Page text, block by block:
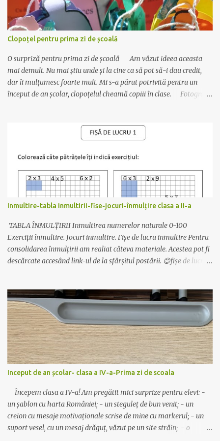
Clopoțel pentru prima zi de școală
O surpriză pentru prima zi de școală Am văzut ideea aceasta
mai demult. Nu mai știu unde și la cine ca să pot să-i dau credit,
dar îi mulțumesc foarte mult. Mi s-a părut potrivită pentru un
început de an școlar, clopoțelul cheamă copiii în clase. Fotografia
bomboane ambalate (cel mai bine se așază cele care au un singur
”moț” la ambalaj), sfoară, lipici sau capsator. 😊Se printează pe
carton colorat, dintr-un carton ies 2 clopoței. 😊Se îndoaie pe linia
sfoară de bombonele și apoi de mânerul clopoțelului. Bomboana
trebuie să fie în interior. 😊Se capsează aripioarele. Simplu și
drăguț! Descarcă materialul actualizat de AICI. Mult succes!
Inmultire-tabla inmultirii-fise-jocuri-înmulțire clasa a II-a
TABLA ÎNMULȚIRII Inmultirea numerelor naturale 0-100
Exerciții înmultire. Jocuri inmultire. Fișe de lucru inmultire Pentru
consolidarea înmulțirii am realiat câteva materiale. Acestea pot fi
descărcate accesând link-ul de la sfârșitul postării. 😊fișe de lucru
cu inmultirea 😊motivarea elevilor pentru învățare - pașaportul
înmulțirii Mai multe despre pasaport aici:
https://www.aventurilascoala.ro/2019/08/tinutul-vrajit-al-
inmultirii-si.html 😊jocuri cu tabla inmultirii Găsești fișele,
jocurile, pasaportul, etc aici: inmultire-fise-jocuri -descarca 😊
Alte idei despre înmultire: joc-eu am-cine are bradul impodobit-
clasa a III-a joc-ghiceste cine sunt decor-inmultiri de toamna joc-
trenuletul matematic Noi jucăm și ”Autobuzul”, ”Lovește
musca”, ”Scărița”, ”Spune primul!-cu...
Inceput de an școlar- clasa a IV-a-Prima zi de scoala
Începem clasa a IV-a! Am pregătit mici surprize pentru elevi: -
un șablon cu harta României; - un steguleț de bun venit; - un
creion cu mesaje motivaționale scrise de mine cu markerul; - un
suport vesel, cu un mesaj drăguț, văzut pe un site străin; - o